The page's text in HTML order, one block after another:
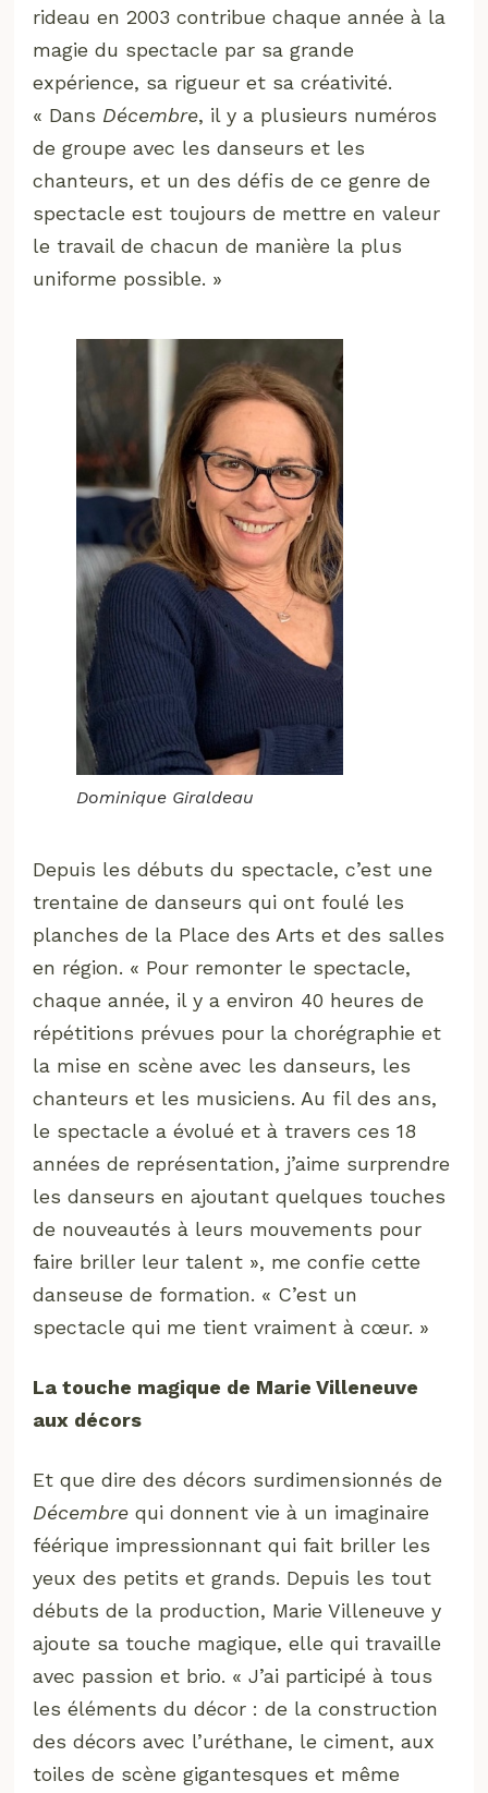
rideau en 2003 contribue chaque année à la
magie du spectacle par sa grande
expérience, sa rigueur et sa créativité.
« Dans Décembre, il y a plusieurs numéros
de groupe avec les danseurs et les
chanteurs, et un des défis de ce genre de
spectacle est toujours de mettre en valeur
le travail de chacun de manière la plus
uniforme possible. »
Dominique Giraldeau
Depuis les débuts du spectacle, c’est une
trentaine de danseurs qui ont foulé les
planches de la Place des Arts et des salles
en région. « Pour remonter le spectacle,
chaque année, il y a environ 40 heures de
répétitions prévues pour la chorégraphie et
la mise en scène avec les danseurs, les
chanteurs et les musiciens. Au fil des ans,
le spectacle a évolué et à travers ces 18
années de représentation, j’aime surprendre
les danseurs en ajoutant quelques touches
de nouveautés à leurs mouvements pour
faire briller leur talent », me confie cette
danseuse de formation. « C’est un
spectacle qui me tient vraiment à cœur. »
La touche magique de Marie Villeneuve
aux décors
Et que dire des décors surdimensionnés de
Décembre qui donnent vie à un imaginaire
féérique impressionnant qui fait briller les
yeux des petits et grands. Depuis les tout
débuts de la production, Marie Villeneuve y
ajoute sa touche magique, elle qui travaille
avec passion et brio. « J’ai participé à tous
les éléments du décor : de la construction
des décors avec l’uréthane, le ciment, aux
toiles de scène gigantesques et même